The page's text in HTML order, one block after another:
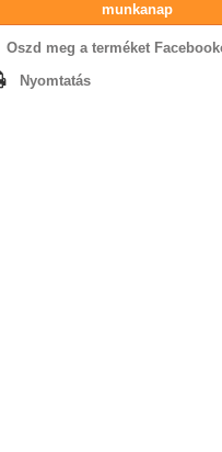
munkanap
Oszd meg a terméket
Nyomtatás